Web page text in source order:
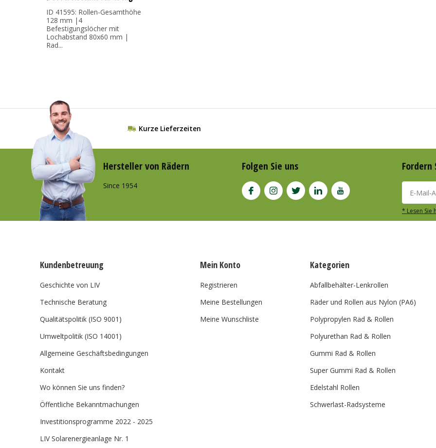
ID 41595: Rollen-Gesamthöhe
128 mm |4
Befestigungslöcher mit
Lochabstand 80x60 mm |
Rad...
Kurze Lieferzeiten
Hersteller von Rädern
Since 1954
Folgen Sie uns Fordern
* Lesen Sie
Kundenbetreuung
Geschichte von LIV
Technische Beratung
Qualitätspolitik (ISO 9001)
Umweltpolitik (ISO 14001)
Allgemeine Geschäftsbedingungen
Kontakt
Wo können Sie uns finden?
Öffentliche Bekanntmachungen
Investitionsprogramme 2022 - 2025
LIV Solarenergieanlage Nr. 1
Mein Konto
Registrieren
Meine Bestellungen
Meine Wunschliste
Kategorien
Abfallbehälter-Lenkrollen
Räder und Rollen aus Nylon (PA6)
Polypropylen Rad & Rollen
Polyurethan Rad & Rollen
Gummi Rad & Rollen
Super Gummi Rad & Rollen
Edelstahl Rollen
Schwerlast-Radsysteme